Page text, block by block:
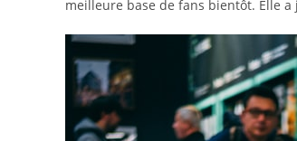
meilleure base de fans bientôt. Elle